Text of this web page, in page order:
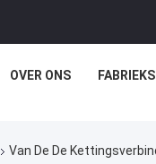
OVER ONS
Van De De